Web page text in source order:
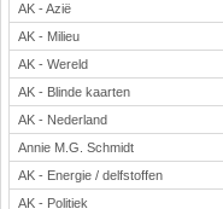
Voetbal
AK - Azië
AK - Milieu
AK - Wereld
AK - Blinde kaarten
AK - Nederland
Annie M.G. Schmidt
AK - Energie / delfstoffen
AK - Politiek